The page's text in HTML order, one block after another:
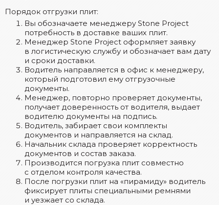
Порядок отгрузки плит:
Вы обозначаете менеджеру Stone Project
потребность в доставке ваших плит.
Менеджер Stone Project оформляет заявку
в логистическую службу и обозначает вам дату
и сроки доставки.
Водитель направляется в офис к менеджеру,
который подготовил ему отгрузочные
документы.
Менеджер, повторно проверяет документы,
получает доверенность от водителя, выдает
водителю документы на подпись.
Водитель, забирает свои комплекты
документов и направляется на склад.
Начальник склада проверяет корректность
документов и состав заказа.
Производится погрузка плит совместно
с отделом контроля качества.
После погрузки плит на «пирамиду» водитель
фиксирует плиты специальными ремнями
и уезжает со склада.